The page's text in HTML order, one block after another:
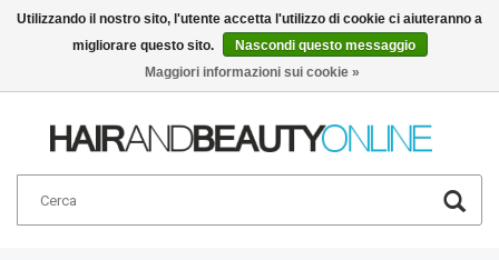
Italiano
Utilizzando il nostro sito, l'utente accetta l'utilizzo di cookie ci aiuteranno a
migliorare questo sito.
Nascondi questo messaggio
Maggiori informazioni sui cookie »